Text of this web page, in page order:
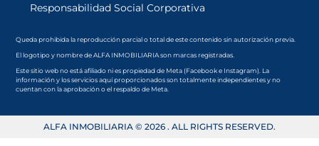
Responsabilidad Social Corporativa
Queda prohibida la reproducción parcial o total de este contenido sin autorización previa.
El logotipo y nombre de ALFA INMOBILIARIA son marcas registradas.
Este sitio web no está afiliado ni es propiedad de Meta (Facebook e Instagram). La
información y los servicios aquí proporcionados son totalmente independientes y no
cuentan con la aprobación o el respaldo de Meta.
ALFA INMOBILIARIA © 2026 . ALL RIGHTS RESERVED.